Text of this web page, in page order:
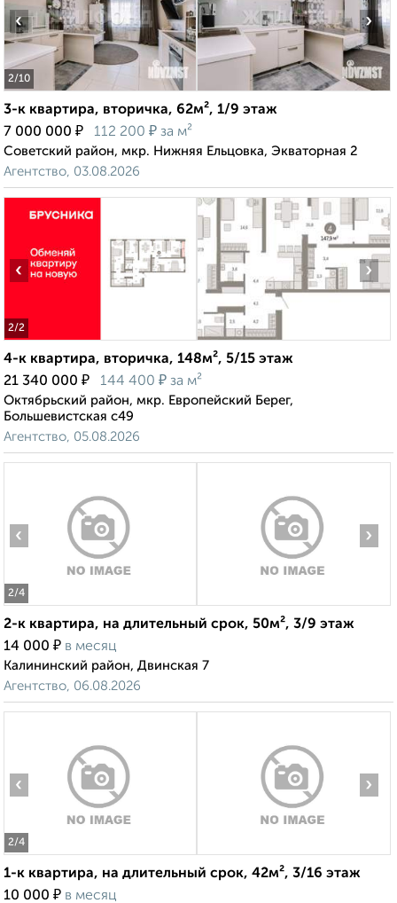
2/10
‹ ›
3-к квартира, вторичка, 62м², 1/9 этаж
7 000 000 ₽ 112 200 ₽ за м²
Советский район, мкр. Нижняя Ельцовка, Экваторная 2
Агентство, 03.08.2026
2/2
‹ ›
4-к квартира, вторичка, 148м², 5/15 этаж
21 340 000 ₽ 144 400 ₽ за м²
Октябрьский район, мкр. Европейский Берег,
Большевистская с49
Агентство, 05.08.2026
2/4
‹ ›
2-к квартира, на длительный срок, 50м², 3/9 этаж
14 000 ₽ в месяц
Калининский район, Двинская 7
Агентство, 06.08.2026
2/4
‹ ›
1-к квартира, на длительный срок, 42м², 3/16 этаж
10 000 ₽ в месяц